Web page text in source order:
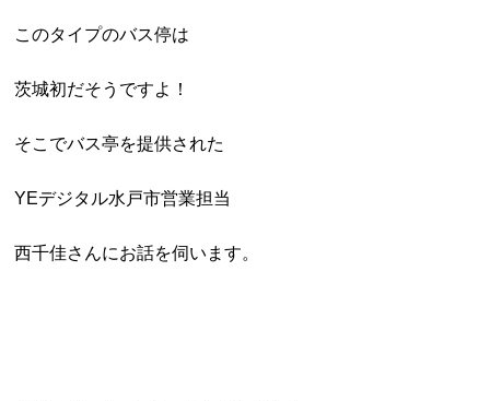
このタイプのバス停は
茨城初だそうですよ！
そこでバス亭を提供された
YEデジタル水戸市営業担当
西千佳さんにお話を伺います。